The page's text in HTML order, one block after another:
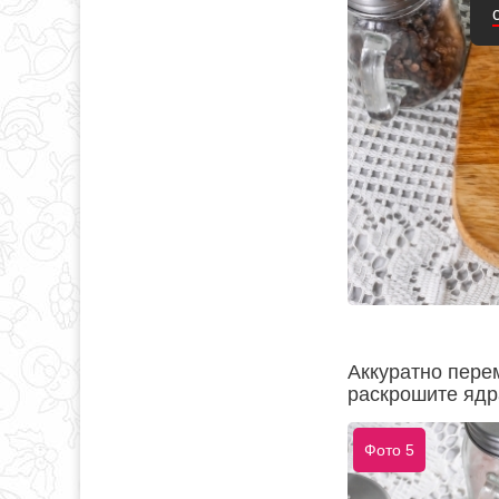
Аккуратно
раскрошите
Фото 5